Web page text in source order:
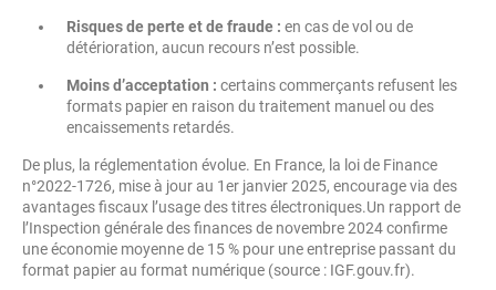
Risques de perte et de fraude : en cas de vol ou de
détérioration, aucun recours n’est possible.
Moins d’acceptation : certains commerçants refusent les
formats papier en raison du traitement manuel ou des
encaissements retardés.
De plus, la réglementation évolue. En France, la loi de Finance
n°2022-1726, mise à jour au 1er janvier 2025, encourage via des
avantages fiscaux l’usage des titres électroniques.Un rapport de
l’Inspection générale des finances de novembre 2024 confirme
une économie moyenne de 15 % pour une entreprise passant du
format papier au format numérique (source : IGF.gouv.fr).